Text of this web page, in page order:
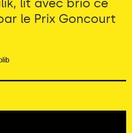
le Prix Goncourt